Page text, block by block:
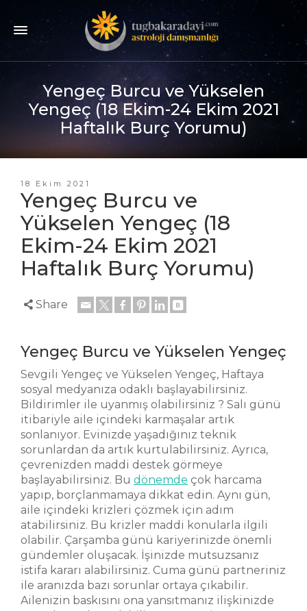
Yengeç Burcu ve Yükselen
Yengeç (18 Ekim-24 Ekim 2021
Haftalık Burç Yorumu)
18 Ekim 2021
Yengeç Burcu ve
Yükselen Yengeç (18
Ekim-24 Ekim 2021
Haftalık Burç Yorumu)
Share
Yengeç Burcu ve Yükselen Yengeç
Sevgili Yengeç ve Yükselen Yengeç, Haftaya
sosyal medyanıza odaklı başlayabilirsiniz.
Bildirimler ile uyanmış olabilirsiniz ? Salı günü
itibariyle aile içindeki karmaşalar artık
sonlanıyor. Evinizde yaşadığınız teknik
sorunlardan da artık kurtulabilirsiniz. Ayrıca,
çevrenizden maddi destek görmeye
başlayabilirsiniz. Bu dönemde çok harcama
yapıp, borçlanmamaya dikkat edin. Aynı gün,
aile içindeki krizleri çözmek için adım
atabilirsiniz. Bu krizler maddi konularla ilgili
olabilir. Çarşamba günü kariyerinizde önemli
gündemler oluşacak. İşinizde mutsuzsanız
istifa kararı alabilirsiniz. Cuma günü partneriniz
ile aranızda bazı sorunlar ortaya çıkabilir.
Ailenizin baskısını ona yansıtmanız ilişkinizde